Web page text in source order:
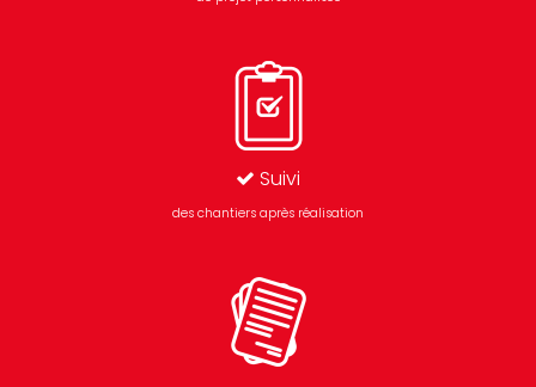
Suivi
des chantiers après réalisation